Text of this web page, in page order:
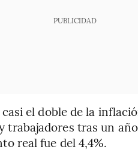
PUBLICIDAD
el doble de la
trabajadores tras un
real fue del 4,4%.